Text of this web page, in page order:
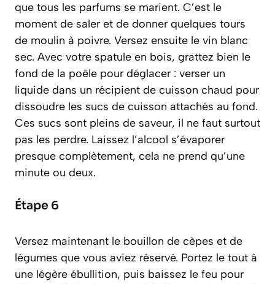
que tous les parfums se marient. C’est le
moment de saler et de donner quelques tours
de moulin à poivre. Versez ensuite le vin blanc
sec. Avec votre spatule en bois, grattez bien le
fond de la poêle pour déglacer : verser un
liquide dans un récipient de cuisson chaud pour
dissoudre les sucs de cuisson attachés au fond.
Ces sucs sont pleins de saveur, il ne faut surtout
pas les perdre. Laissez l’alcool s’évaporer
presque complètement, cela ne prend qu’une
minute ou deux.
Étape 6
Versez maintenant le bouillon de cèpes et de
légumes que vous aviez réservé. Portez le tout à
une légère ébullition, puis baissez le feu pour